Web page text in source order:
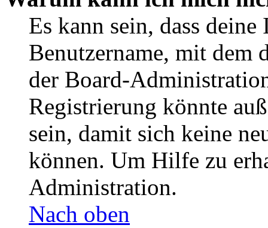
Es kann sein, dass
Benutzername, mit dem
der Board-
Registrierung könnte
sein, damit sich keine
können. Um Hilfe zu
Administration.
Nach oben